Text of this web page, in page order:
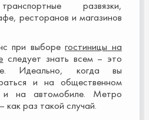
развязки,
ресторанов и магазинов
при выборегостиницы на
следует знать всем – это
Идеально, когда вы
и на общественном
и на автомобиле. Метро
как раз такой случай.